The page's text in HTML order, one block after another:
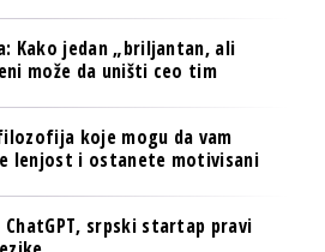
Kako jedan „briljantan, ali
može da uništi ceo tim
koje mogu da vam
lenjost i ostanete motivisani
srpski startap pravi